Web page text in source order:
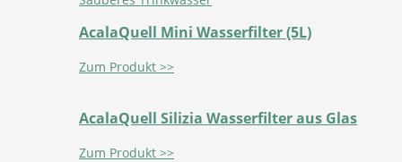
AcalaQuell Mini Wasserfilter (5L)
Zum Produkt >>
AcalaQuell Silizia Wasserfilter aus Glas
Zum Produkt >>